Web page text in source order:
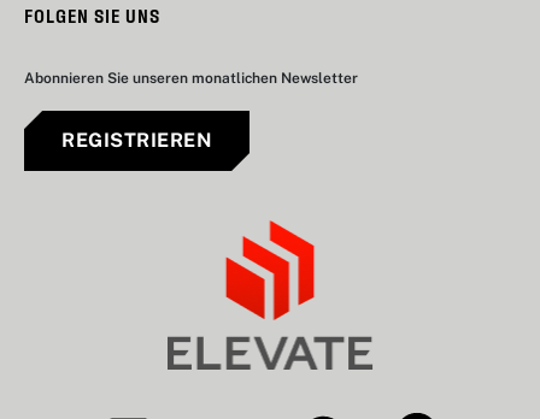
FOLGEN SIE UNS
Abonnieren Sie unseren monatlichen Newsletter
REGISTRIEREN